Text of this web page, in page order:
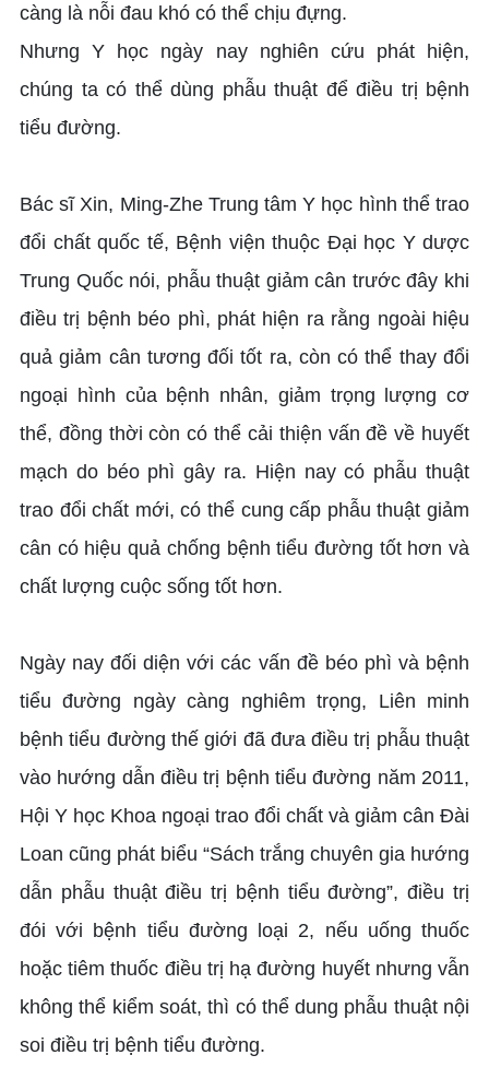
càng là nỗi đau khó có thể chịu đựng.
Nhưng Y học ngày nay nghiên cứu phát hiện,
chúng ta có thể dùng phẫu thuật để điều trị bệnh
tiểu đường.
Bác sĩ Xin, Ming-Zhe Trung tâm Y học hình thể trao
đổi chất quốc tế, Bệnh viện thuộc Đại học Y dược
Trung Quốc nói, phẫu thuật giảm cân trước đây khi
điều trị bệnh béo phì, phát hiện ra rằng ngoài hiệu
quả giảm cân tương đối tốt ra, còn có thể thay đổi
ngoại hình của bệnh nhân, giảm trọng lượng cơ
thể, đồng thời còn có thể cải thiện vấn đề về huyết
mạch do béo phì gây ra. Hiện nay có phẫu thuật
trao đổi chất mới, có thể cung cấp phẫu thuật giảm
cân có hiệu quả chống bệnh tiểu đường tốt hơn và
chất lượng cuộc sống tốt hơn.
Ngày nay đối diện với các vấn đề béo phì và bệnh
tiểu đường ngày càng nghiêm trọng, Liên minh
bệnh tiểu đường thế giới đã đưa điều trị phẫu thuật
vào hướng dẫn điều trị bệnh tiểu đường năm 2011,
Hội Y học Khoa ngoại trao đổi chất và giảm cân Đài
Loan cũng phát biểu “Sách trắng chuyên gia hướng
dẫn phẫu thuật điều trị bệnh tiểu đường”, điều trị
đói với bệnh tiểu đường loại 2, nếu uống thuốc
hoặc tiêm thuốc điều trị hạ đường huyết nhưng vẫn
không thể kiểm soát, thì có thể dung phẫu thuật nội
soi điều trị bệnh tiểu đường.